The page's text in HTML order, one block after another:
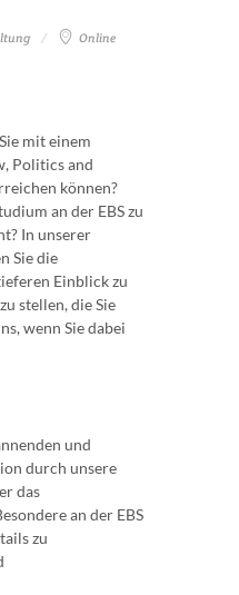
Online
mit einem
Politics and
können?
an der EBS zu
In unserer
Sie die
Einblick zu
stellen, die Sie
wenn Sie dabei
und
durch unsere
das
an der EBS
zu